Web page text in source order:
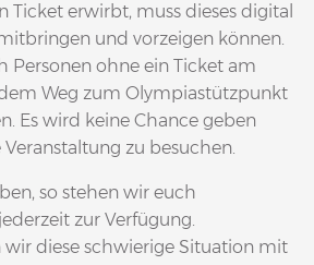
Ticket erwirbt, muss dieses digital
und vorzeigen können.
Personen ohne ein Ticket am
Weg zum Olympiastützpunkt
Es wird keine Chance geben
zu besuchen.
so stehen wir euch
zur Verfügung.
diese schwierige Situation mit